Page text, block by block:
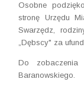
Osobne
stronę Urzędu
Swarzędz,
„Dębscy" za
Do
Baranowskiego.